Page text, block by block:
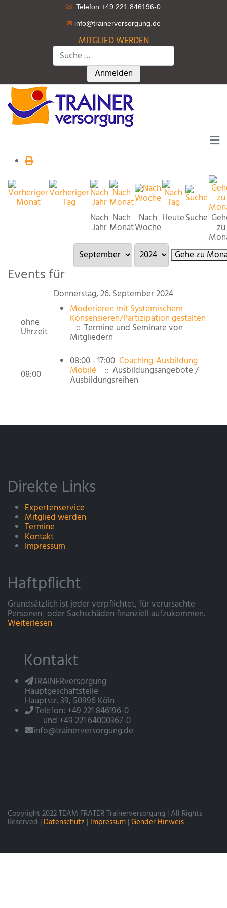
☏ Telefon +49 221 846196-0
✉ info@trainerversorgung.de
MITGLIED WERDEN
Suchen
Type 2 or more characters for
Anmelden
Nach
Jahr
Nach
Monat
Nach
Woche
HeuteSuche
zu
Gehe zu
Events für
Donnerstag, 26. September 2024
ohne
Uhrzeit
Moderieren mit Systemischem
Konsensieren/Partizipation gestalten
:: Termine und Seminare von
Mitgliedern
08:00
08:00 - 17:00 Coaching-Ausbildung
Mobilé :: Ausbildungsangebote /
Ausbildungsreihen
Direkte Links
Expertenservice
Mitglied werden
Termine
Kontakt
Impressum
Haftpflicht
Grundsätzlich ist jeder verpflichtet, für verursachte
Personen- oder Sachschäden finanziell aufzukommen.
Weiterlesen
Kontakt
TRAINERversorgung
Hauptgeschäftstelle
Hauptstr. 39, 50996 Köln
Telefon: +49 221 846196-0
und +49 221 64000367-0
info@trainerversorgung.de
Copyright 2022 TEAM FRATER Trainerversorgung | All Rights
Reserved | Datenschutz | Impressum | Gender Hinweis